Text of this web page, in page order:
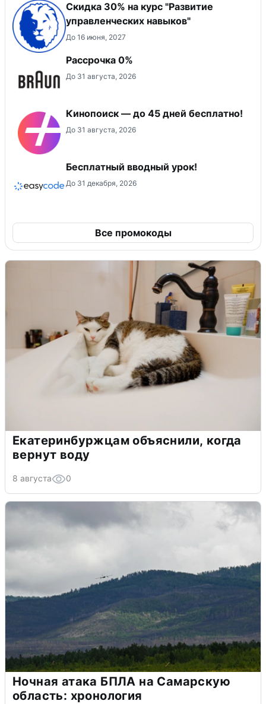
Скидка 30% на курс "Развитие
управленческих навыков"
До 16 июня, 2027
Рассрочка 0%
До 31 августа, 2026
Кинопоиск — до 45 дней бесплатно!
До 31 августа, 2026
Бесплатный вводный урок!
До 31 декабря, 2026
Все промокоды
Екатеринбуржцам объяснили, когда
вернут воду
8 августа 0
Ночная атака БПЛА на Самарскую
область: хронология